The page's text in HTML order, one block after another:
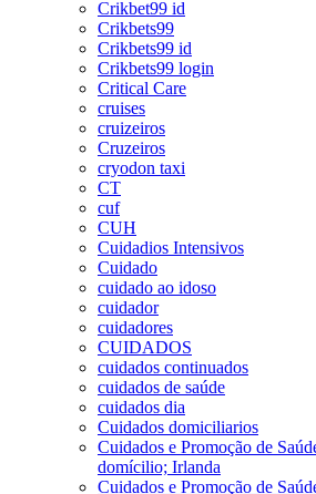
Crikbet99 id
Crikbets99
Crikbets99 id
Crikbets99 login
Critical Care
cruises
cruizeiros
Cruzeiros
cryodon taxi
CT
cuf
CUH
Cuidadios Intensivos
Cuidado
cuidado ao idoso
cuidador
cuidadores
CUIDADOS
cuidados continuados
cuidados de saúde
cuidados dia
Cuidados domiciliarios
Cuidados e Promoção de
domícilio; Irlanda
Cuidados e Promoção de